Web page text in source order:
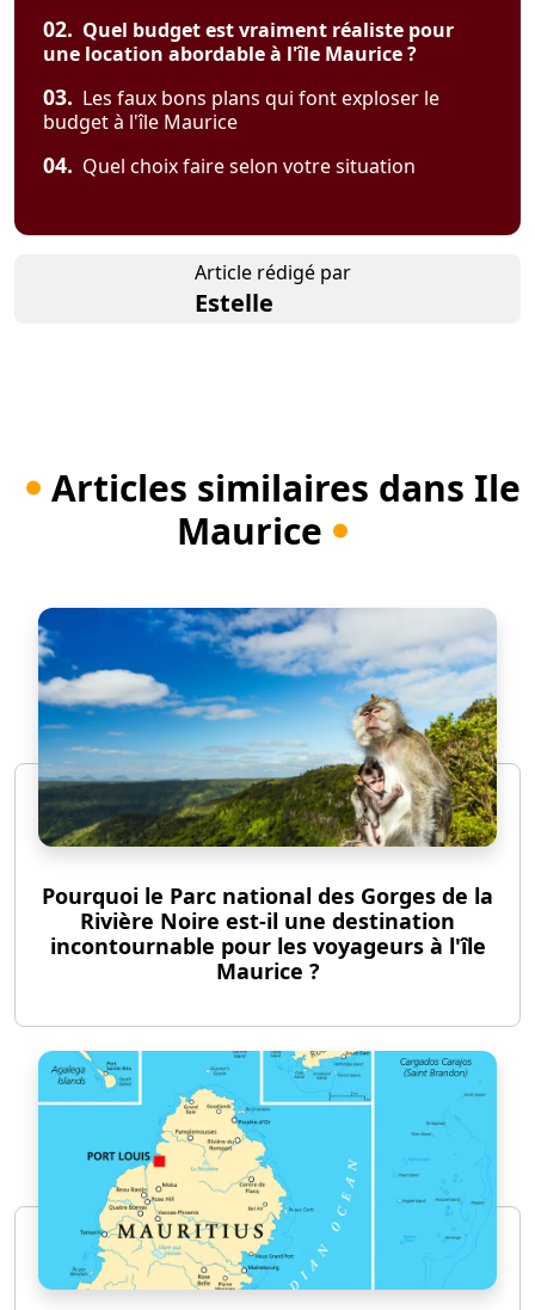
02. Quel budget est vraiment réaliste pour
une location abordable à l'île Maurice ?
03. Les faux bons plans qui font exploser le
budget à l'île Maurice
04. Quel choix faire selon votre situation
Article rédigé par
Estelle
Articles similaires dans Ile
Maurice
Pourquoi le Parc national des Gorges de la
Rivière Noire est-il une destination
incontournable pour les voyageurs à l'île
Maurice ?